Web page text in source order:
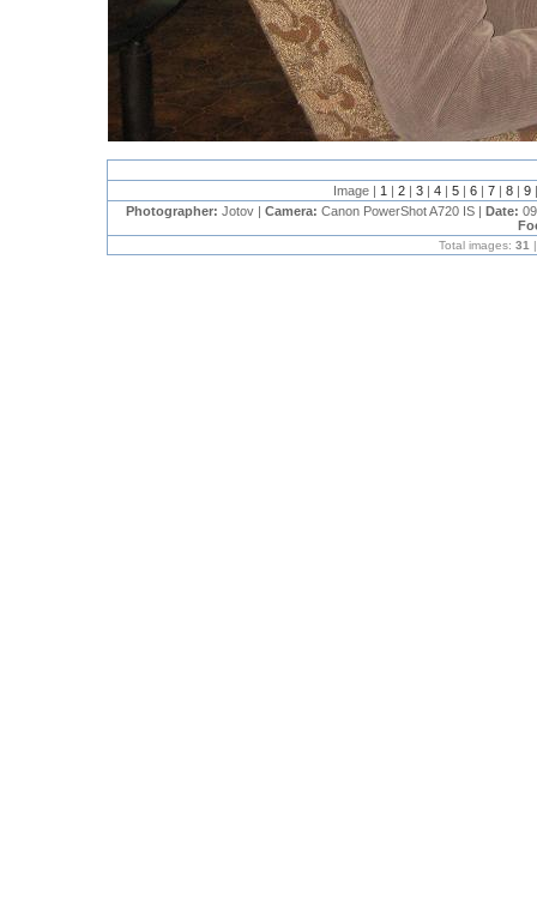
Image | 1 | 2 | 3 | 4 | 5 | 6 | 7 | 8 | 9 |
Photographer: Jotov | Camera: Canon PowerShot A720 IS | Date:
Total images: 31